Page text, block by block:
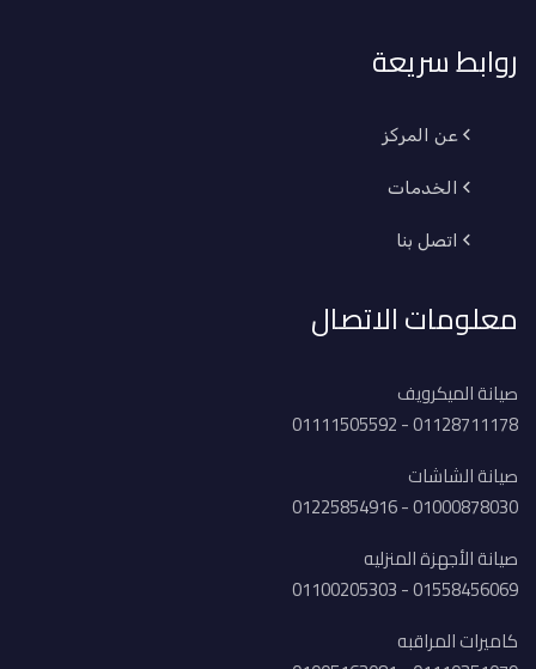
روابط سريعة
عن المركز
الخدمات
اتصل بنا
معلومات الاتصال
صيانة الميكرويف
01128711178 - 01111505592
صيانة الشاشات
01000878030 - 01225854916
صيانة الأجهزة المنزليه
01558456069 - 01100205303
كاميرات المراقبه